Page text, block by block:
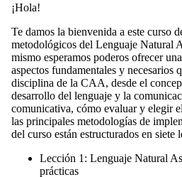
¡Hola!
Te damos la bienvenida a este curso
metodológicos del Lenguaje Natural
mismo esperamos poderos ofrecer
aspectos fundamentales y necesarios
disciplina de la CAA, desde el
desarrollo del lenguaje y la
comunicativa, cómo evaluar y elegir
las principales metodologías de
del curso están estructurados en siete
Lección 1: Lenguaje Natural
prácticas